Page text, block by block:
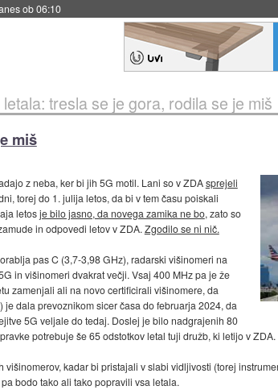
ob 06:10
letala: tresla se je gora, rodila se je miš
miš
z neba, ker bi jih 5G motil. Lani so v ZDAsprejeli
torej do 1. julija letos, da bi v tem času poiskali
letosje bilo jasno, da novega zamika ne bo, zato so
in odpovedi letov v ZDA. Zgodilo se ni nič.
pas C (3,7-3,98 GHz), radarski višinomeri na
in višinomeri dvakrat večji. Vsaj 400 MHz pa je že
zamenjali ali na novo certificirali višinomere, da
dala prevoznikom sicer časa do februarja 2024, da
5G veljale do tedaj. Doslej je bilo nadgrajenih 80
potrebuje še 65 odstotkov letal tuji družb, ki letijo v ZDA.
kadar bi pristajali v slabi vidljivosti (torej
bodo tako ali tako popravili vsa letala.